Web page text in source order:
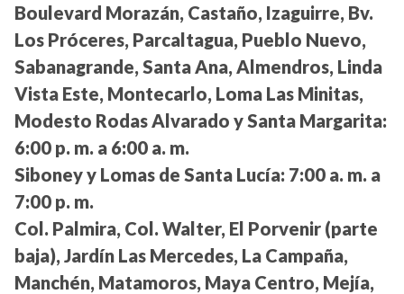
Boulevard Morazán, Castaño, Izaguirre, Bv.
Los Próceres, Parcaltagua, Pueblo Nuevo,
Sabanagrande, Santa Ana, Almendros, Linda
Vista Este, Montecarlo, Loma Las Minitas,
Modesto Rodas Alvarado y Santa Margarita:
6:00 p. m. a 6:00 a. m.
Siboney y Lomas de Santa Lucía: 7:00 a. m. a
7:00 p. m.
Col. Palmira, Col. Walter, El Porvenir (parte
baja), Jardín Las Mercedes, La Campaña,
Manchén, Matamoros, Maya Centro, Mejía,